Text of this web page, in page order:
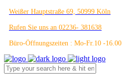
Weißer Hauptstraße 69, 50999 Köln
Rufen Sie uns an 02236- 381638
Büro-Öffnungszeiten : Mo-Fr.10 -16.00